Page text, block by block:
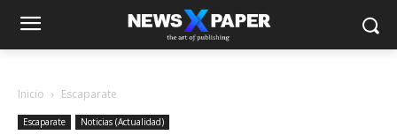
Inicio Escaparate
Escaparate Noticias (Actualidad)